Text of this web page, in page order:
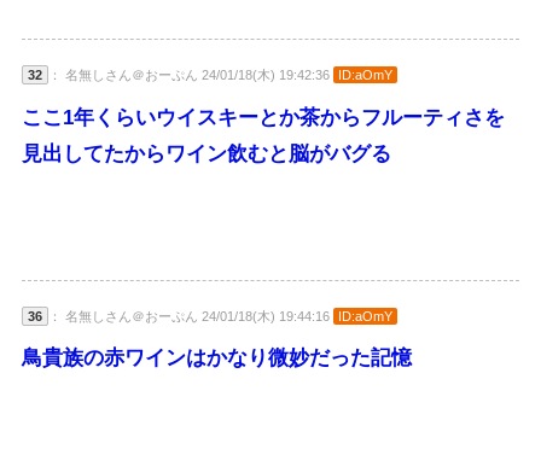
32 ： 名無しさん＠おーぷん 24/01/18(木) 19:42:36 ID:aOmY
ここ1年くらいウイスキーとか茶からフルーティさを
見出してたからワイン飲むと脳がバグる
36 ： 名無しさん＠おーぷん 24/01/18(木) 19:44:16 ID:aOmY
鳥貴族の赤ワインはかなり微妙だった記憶